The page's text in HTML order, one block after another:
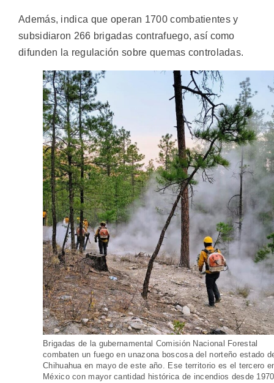
Además, indica que operan 1700 combatientes y
subsidiaron 266 brigadas contrafuego, así como
difunden la regulación sobre quemas controladas.
Brigadas de la gubernamental Comisión Nacional Forestal
combaten un fuego en unazona boscosa del norteño estado
Chihuahua en mayo de este año. Ese territorio es el tercero
México con mayor cantidad histórica de incendios desde